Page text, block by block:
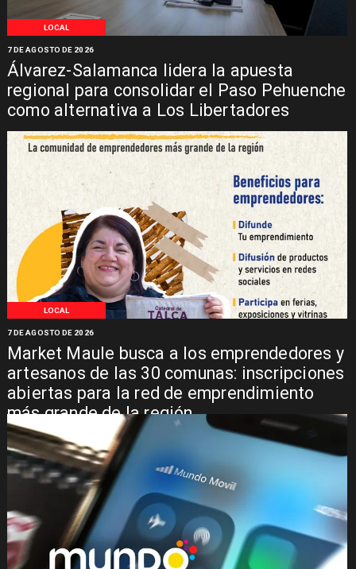
LOCAL
Álvarez-Salamanca lidera la apuesta
regional para consolidar el Paso Pehuenche
como alternativa a Los Libertadores
7 DE AGOSTO DE 2026
LOCAL
Market Maule busca a los emprendedores y
artesanos de las 30 comunas: inscripciones
abiertas para la red de emprendimiento
más grande de la región
7 DE AGOSTO DE 2026